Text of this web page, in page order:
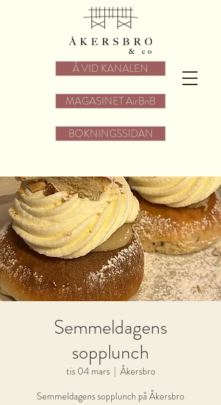
Å VID KANALEN
MAGASINET AirBnB
BOKNINGSSIDAN
Semmeldagens
sopplunch
tis 04 mars
  |
Åkersbro
Semmeldagens sopplunch på Åkersbro